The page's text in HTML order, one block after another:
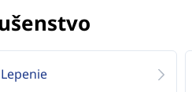
Lepenie